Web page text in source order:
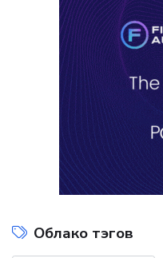
Облако тэгов